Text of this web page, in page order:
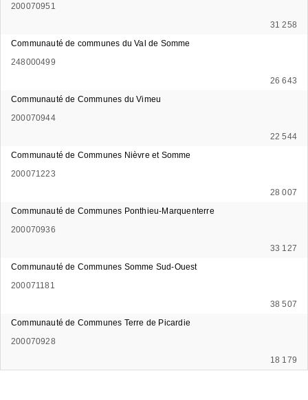
200070951
31 258
Communauté de communes du Val de Somme
248000499
26 643
Communauté de Communes du Vimeu
200070944
22 544
Communauté de Communes Nièvre et Somme
200071223
28 007
Communauté de Communes Ponthieu-Marquenterre
200070936
33 127
Communauté de Communes Somme Sud-Ouest
200071181
38 507
Communauté de Communes Terre de Picardie
200070928
18 179